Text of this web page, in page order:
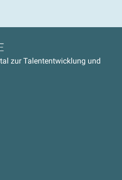
zur Talententwicklung und